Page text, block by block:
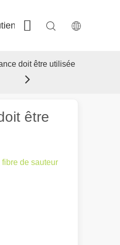
Contactez-nous
doit être utilisée
être
de sauteur